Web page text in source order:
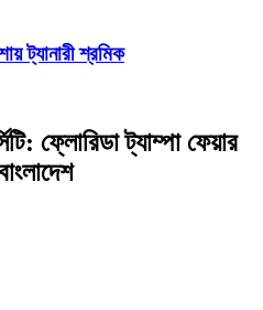
ট্যানারী শ্রমিক
ফ্লোরিডা ট্যাম্পা ফেয়ার